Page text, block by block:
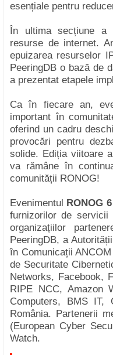
esențiale pentru
În ultima secțiune a
resurse de internet.
epuizarea resurselor
PeeringDB o bază de
a prezentat etapele
Ca în fiecare an,
important în
oferind un cadru
provocări pentru
solide. Ediția viitoare
va rămâne în
comunității RONOG!
Evenimentul RONOG 6
furnizorilor de servicii
organizațiilor
PeeringDB, a
în Comunicații
de Securitate
Networks, Facebook,
RIPE NCC, Amazon
Computers, BMS IT,
România. Partenerii
(European Cyber
Watch.